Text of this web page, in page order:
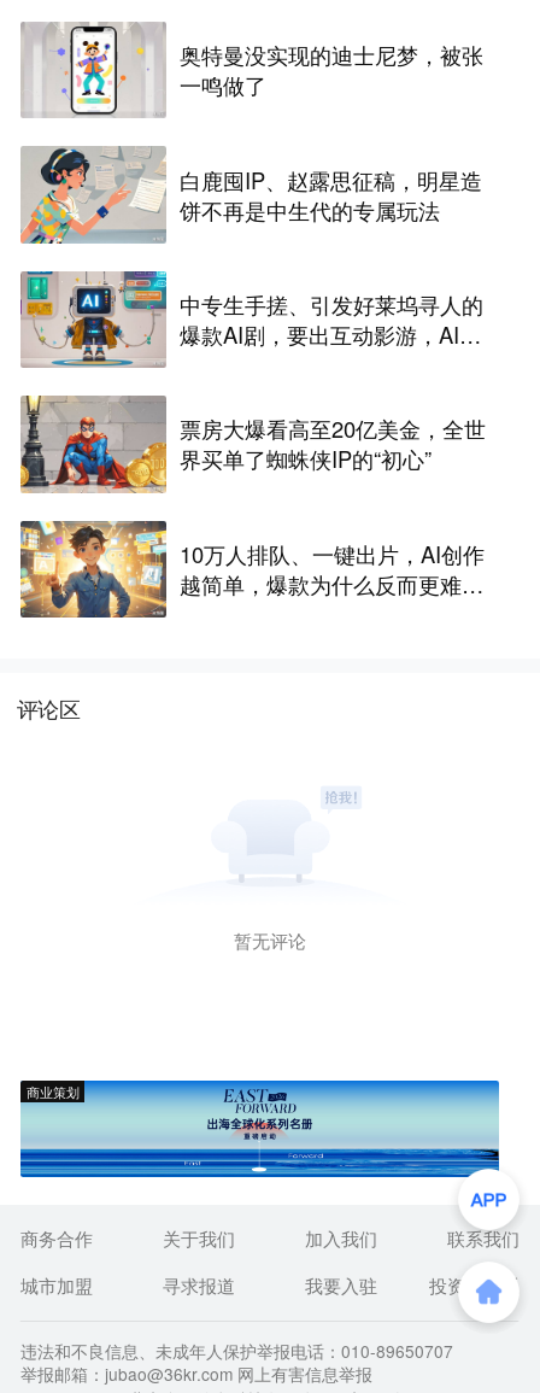
奥特曼没实现的迪士尼梦，被张
一鸣做了
白鹿囤IP、赵露思征稿，明星造
饼不再是中生代的专属玩法
中专生手搓、引发好莱坞寻人的
爆款AI剧，要出互动影游，AI剧
票房大爆看高至20亿美金，全世
界买单了蜘蛛侠IP的“初心”
10万人排队、一键出片，AI创作
越简单，爆款为什么反而更难做
评论区
暂无评论
商业策划
商务合作 关于我们 加入我们
联系我们
城市加盟
寻求报道 我要入驻 投资者关系
违法和不良信息、未成年人保护举报电话：010-89650707
举报邮箱：jubao@36kr.com 网上有害信息举报